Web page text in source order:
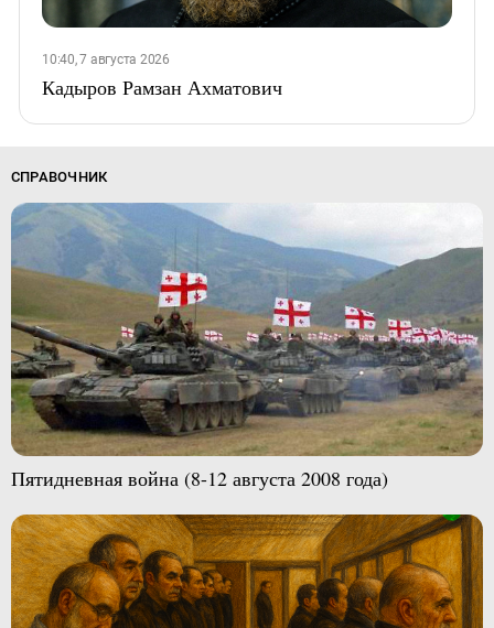
10:40, 7 августа 2026
Кадыров Рамзан Ахматович
СПРАВОЧНИК
Пятидневная война (8-12 августа 2008 года)